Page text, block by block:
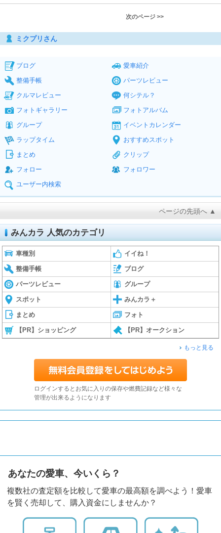
次のページ >>
ミクプリさん
ブログ
愛車紹介
整備手帳
パーツレビュー
クルマレビュー
何シテル？
フォトギャラリー
フォトアルバム
グループ
イベントカレンダー
ラップタイム
おすすめスポット
まとめ
クリップ
フォロー
フォロワー
ユーザー内検索
ページの先頭へ ▲
みんカラ 人気のカテゴリ
車種別 イイね！
整備手帳 ブログ
パーツレビュー グループ
スポット みんカラ＋
まとめ フォト
【PR】ショッピング 【PR】オークション
もっと見る
ログインするとお気に入りの保存や燃費記録など様々な
管理が出来るようになります
あなたの愛車、今いくら？
複数社の査定額を比較して愛車の最高額を調べよう！愛車
を賢く売却して、購入資金にしませんか？